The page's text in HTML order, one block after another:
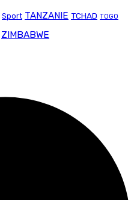
Sport TANZANIE TCHAD TOGO
ZIMBABWE